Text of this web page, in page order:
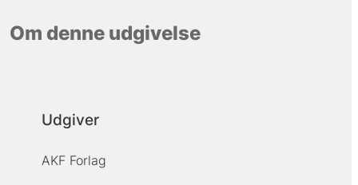
Om denne udgivelse
Udgiver
AKF Forlag